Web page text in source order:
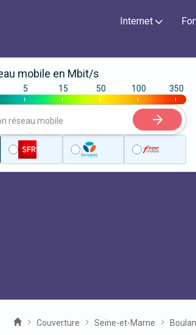
Internet
mobile en Mbit/s
|
5
|
15
|
50
|
100
|
350
réseau mobile
Couverture Seine-et-Marne